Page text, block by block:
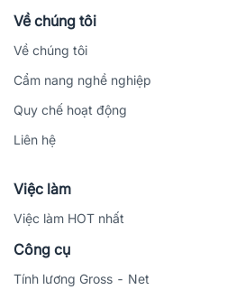
Về chúng tôi
Về chúng tôi
Cẩm nang nghề nghiệp
Quy chế hoạt động
Liên hệ
Việc làm
Việc làm HOT nhất
Công cụ
Tính lương Gross - Net